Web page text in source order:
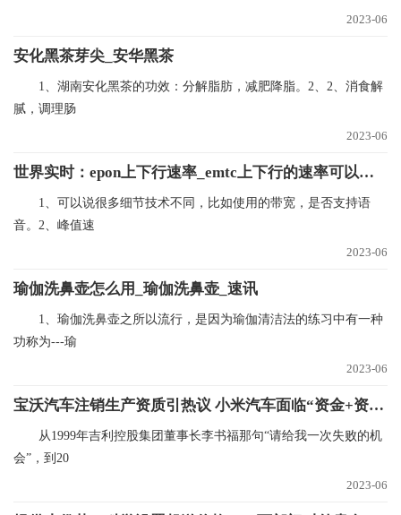
2023-06
安化黑茶芽尖_安华黑茶
1、湖南安化黑茶的功效：分解脂肪，减肥降脂。2、2、消食解
腻，调理肠
2023-06
世界实时：epon上下行速率_emtc上下行的速率可以达到多少mbps
1、可以说很多细节技术不同，比如使用的带宽，是否支持语
音。2、峰值速
2023-06
瑜伽洗鼻壶怎么用_瑜伽洗鼻壶_速讯
1、瑜伽洗鼻壶之所以流行，是因为瑜伽清洁法的练习中有一种
功称为---瑜
2023-06
宝沃汽车注销生产资质引热议 小米汽车面临“资金+资质”双重考验？
从1999年吉利控股集团董事长李书福那句“请给我一次失败的机
会”，到20
2023-06